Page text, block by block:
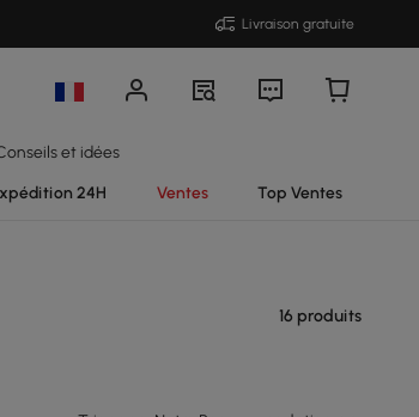
Livraison gratuite
et idées
24H Ventes Top Ventes
16 produits